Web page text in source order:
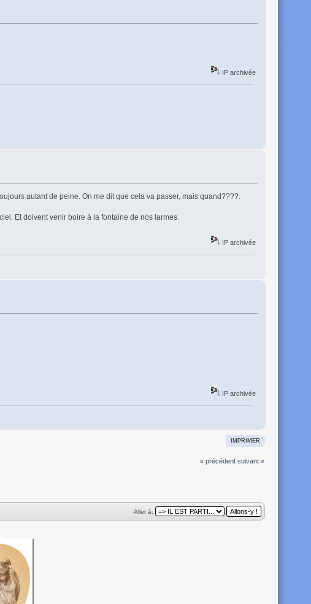
IP archivée
autant de peine. On me dit que cela va passer, mais quand????.
Et doivent venir boire à la fontaine de nos larmes.
IP archivée
IP archivée
IMPRIMER
« précédent suivant »
Aller à: